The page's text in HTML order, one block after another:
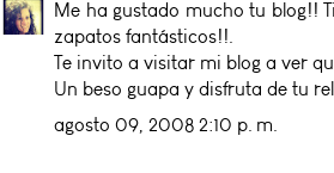
Me ha gustado mucho tu blog!!
zapatos fantásticos!!.
Te invito a visitar mi blog a ver
Un beso guapa y disfruta de tu
agosto 09, 2008 2:10 p. m.